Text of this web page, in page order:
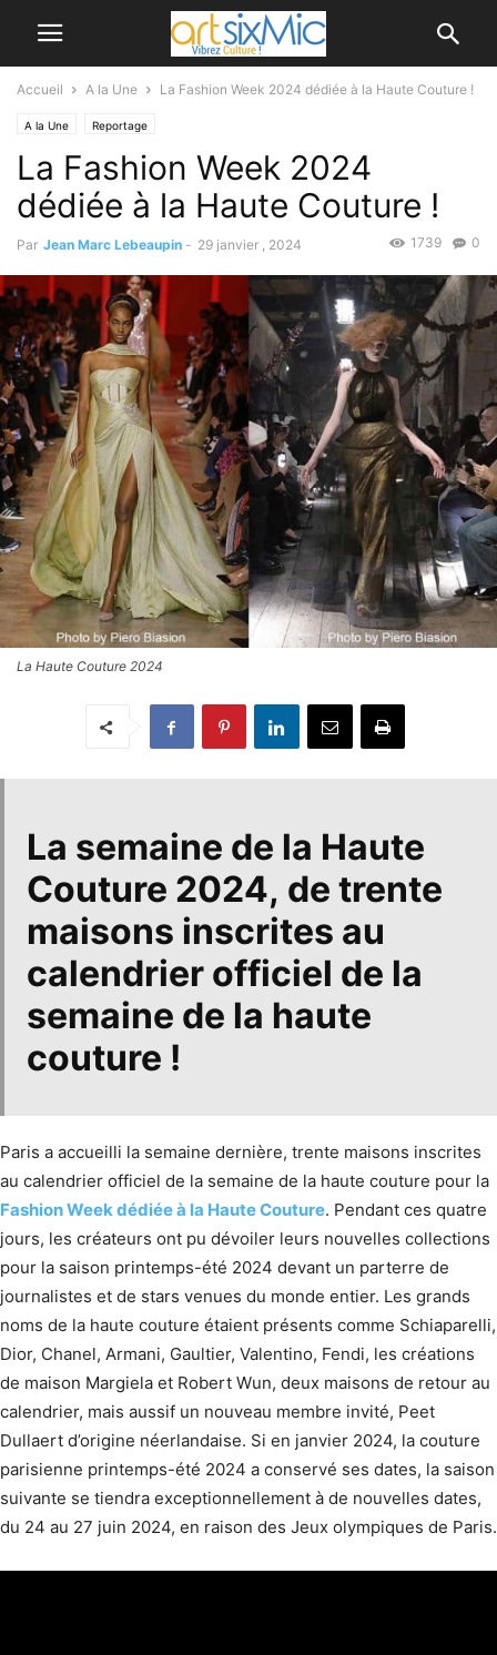
Accueil A la Une La Fashion Week 2024 dédiée à la Haute Couture !
A la Une Reportage
La Fashion Week 2024
dédiée à la Haute Couture !
Par Jean Marc Lebeaupin - 29 janvier , 2024 0
1739
La Haute Couture 2024
La semaine de la Haute
Couture 2024, de trente
maisons inscrites au
calendrier officiel de la
semaine de la haute
couture !
Paris a accueilli la semaine dernière, trente maisons inscrites
au calendrier officiel de la semaine de la haute couture pour la
Fashion Week dédiée à la Haute Couture. Pendant ces quatre
jours, les créateurs ont pu dévoiler leurs nouvelles collections
pour la saison printemps-été 2024 devant un parterre de
journalistes et de stars venues du monde entier. Les grands
noms de la haute couture étaient présents comme Schiaparelli,
Dior, Chanel, Armani, Gaultier, Valentino, Fendi, les créations
de maison Margiela et Robert Wun, deux maisons de retour au
calendrier, mais aussif un nouveau membre invité, Peet
Dullaert d’origine néerlandaise. Si en janvier 2024, la couture
parisienne printemps-été 2024 a conservé ses dates, la saison
suivante se tiendra exceptionnellement à de nouvelles dates,
du 24 au 27 juin 2024, en raison des Jeux olympiques de Paris.